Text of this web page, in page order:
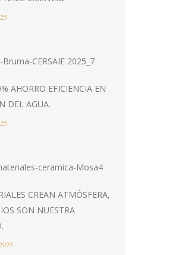
AHORRO EFICIENCIA EN
DEL AGUA.
CREAN ATMÓSFERA,
SON NUESTRA